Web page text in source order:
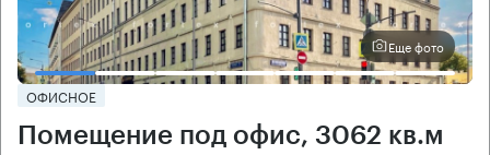
Еще фото
ОФИСНОЕ
Помещение под офис, 3062 кв.м